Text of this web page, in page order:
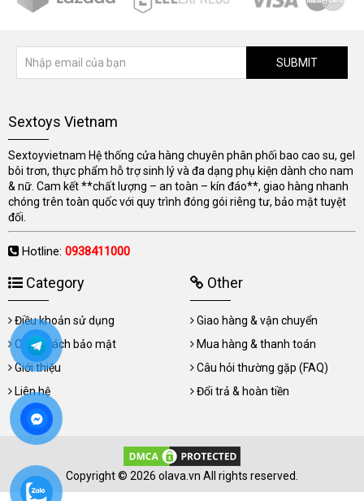
SUBMIT
Sextoys Vietnam
Sextoyvietnam Hệ thống cửa hàng chuyên phân phối bao cao su, gel
bôi trơn, thực phẩm hỗ trợ sinh lý và đa dạng phụ kiện dành cho nam
& nữ. Cam kết **chất lượng – an toàn – kín đáo**, giao hàng nhanh
chóng trên toàn quốc với quy trình đóng gói riêng tư, bảo mật tuyệt
đối.
Hotline: 0938411000
Category
Điều khoản sử dụng
Chính sách bảo mật
Giới thiệu
Liên hệ
Other
Giao hàng & vận chuyển
Mua hàng & thanh toán
Câu hỏi thường gặp (FAQ)
Đổi trả & hoàn tiền
Copyright © 2026 olava.vn All rights reserved.